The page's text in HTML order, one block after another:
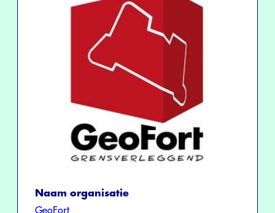
Naam organisatie
GeoFort